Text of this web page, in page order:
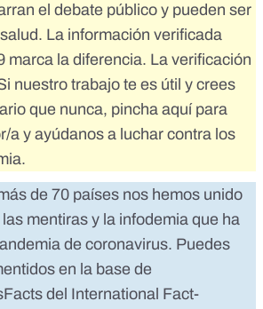
el debate público y pueden ser
La información verificada
marca la diferencia. La verificación
nuestro trabajo te es útil y crees
que nunca, pincha aquí para
a y ayúdanos a luchar contra los
de 70 países nos hemos unido
mentiras y la infodemia que ha
de coronavirus. Puedes
en la base de
del International Fact-